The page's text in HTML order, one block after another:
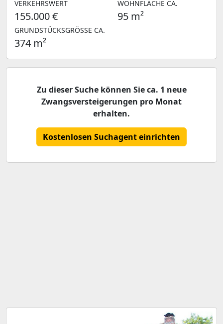
VERKEHRSWERT
155.000 €
WOHNFLÄCHE CA.
95 m²
GRUNDSTÜCKSGRÖSSE CA.
374 m²
Zu dieser Suche können Sie ca. 1 neue
Zwangsversteigerungen pro Monat
erhalten.
Kostenlosen Suchagent einrichten